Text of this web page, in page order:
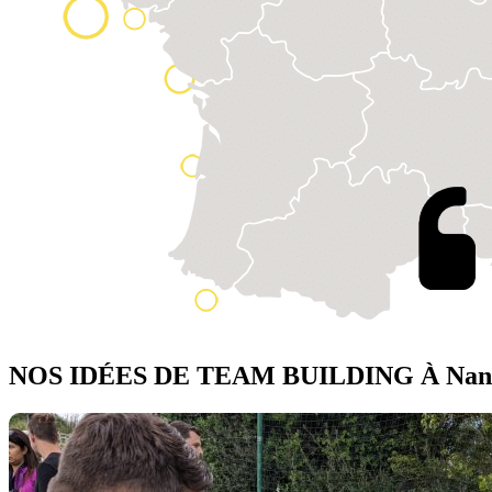
NOS IDÉES DE TEAM BUILDING À